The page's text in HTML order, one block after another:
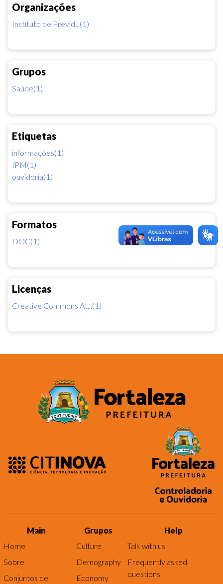
Organizações
Instituto de Previd...(1)
Grupos
Saúde(1)
Etiquetas
informações(1)
IPM(1)
ouvidoria(1)
Formatos
DOC(1)
Licenças
Creative Commons At...(1)
Main
Home
Sobre
Conjuntos de
Grupos
Culture
Demography
Economy
Help
Talk with us
Frequently asked
questions